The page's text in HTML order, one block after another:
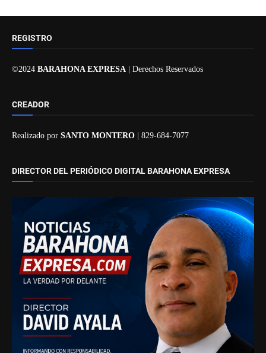
REGISTRO
©2024 BARAHONA EXPRESA | Derechos Reservados
CREADOR
Realizado por SANTO MONTERO | 829-684-7077
DIRECTOR DEL PERIÓDICO DIGITAL BARAHONA EXPRESA